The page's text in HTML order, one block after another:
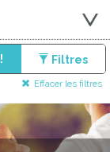
Filtres
Effacer les filtres